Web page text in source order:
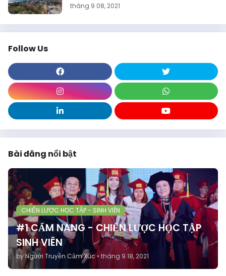
tháng 9 08, 2021
Follow Us
Bài đăng nổi bật
CHIẾN LƯỢC HỌC TẬP - SINH VIÊN
#1 CẨM NANG - CHIẾN LƯỢC HỌC TẬP
SINH VIÊN
by Người Truyền Cảm Xúc• tháng 9 18, 2021